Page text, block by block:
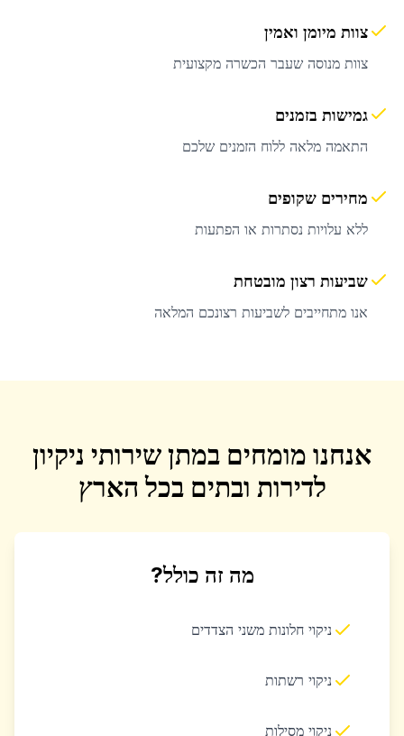
צוות מיומן ואמין
צוות מנוסה שעבר הכשרה מקצועית
גמישות בזמנים
התאמה מלאה ללוח הזמנים שלכם
מחירים שקופים
ללא עלויות נסתרות או הפתעות
שביעות רצון מובטחת
אנו מתחייבים לשביעות רצונכם המלאה
אנחנו מומחים במתן שירותי ניקיון
לדירות ובתים בכל הארץ
מה זה כולל?
ניקוי חלונות משני הצדדים
ניקוי רשתות
ניקוי מסילות